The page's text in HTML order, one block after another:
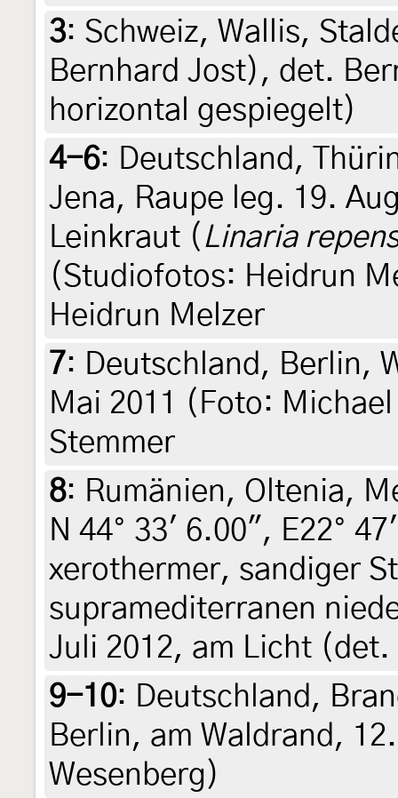
3: Schweiz, Wallis,
Bernhard Jost), det.
horizontal gespiegelt)
4-6: Deutschland,
Jena, Raupe leg. 19.
Leinkraut ( Linaria
(Studiofotos: Heidrun
Heidrun Melzer
7: Deutschland, Berlin,
Mai 2011 (Foto:
Stemmer
8: Rumänien, Oltenia,
N 44° 33' 6.00", E22°
xerothermer, sandiger
supramediterranen
Juli 2012, am Licht
9-10: Deutschland,
Berlin, am Waldrand,
Wesenberg)